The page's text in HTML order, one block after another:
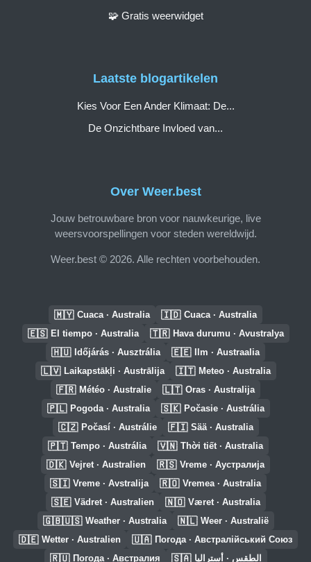
Over Weer.best
Jouw betrouwbare bron voor nauwkeurige, live
weersvoorspellingen voor steden wereldwijd.
Weer.best © 2026. Alle rechten voorbehouden.
🧩 Gratis weerwidget
Laatste blogartikelen
Kies Voor Een Ander Klimaat: De...
De Onzichtbare Invloed van...
🇲🇾 Cuaca · Australia 🇮🇩 Cuaca · Australia
🇪🇸 El tiempo · Australia 🇹🇷 Hava durumu · Avustralya
🇭🇺 Időjárás · Ausztrália 🇪🇪 Ilm · Austraalia
🇱🇻 Laikapstākļi · Austrālija 🇮🇹 Meteo · Australia
🇫🇷 Météo · Australie 🇱🇹 Oras · Australija
🇵🇱 Pogoda · Australia 🇸🇰 Počasie · Austrália
🇨🇿 Počasí · Austrálie 🇫🇮 Sää · Australia
🇵🇹 Tempo · Austrália 🇻🇳 Thời tiết · Australia
🇩🇰 Vejret · Australien 🇷🇸 Vreme · Аустралија
🇸🇮 Vreme · Avstralija 🇷🇴 Vremea · Australia
🇸🇪 Vädret · Australien 🇳🇴 Været · Australia
🇬🇧🇺🇸 Weather · Australia 🇳🇱 Weer · Australië
🇩🇪 Wetter · Australien 🇺🇦 Погода · Австралійський Союз
🇷🇺 Погода · Австралия 🇸🇦 الطقس · أستراليا